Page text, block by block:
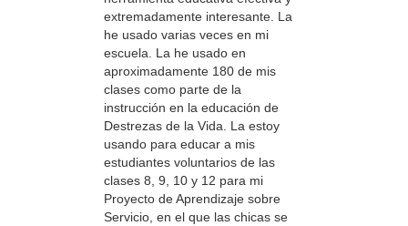
extremadamente interesante. La
he usado varias veces en mi
escuela. La he usado en
aproximadamente 180 de mis
clases como parte de la
instrucción en la educación de
Destrezas de la Vida. La estoy
usando para educar a mis
estudiantes voluntarios de las
clases 8, 9, 10 y 12 para mi
Proyecto de Aprendizaje sobre
Servicio, en el que las chicas se